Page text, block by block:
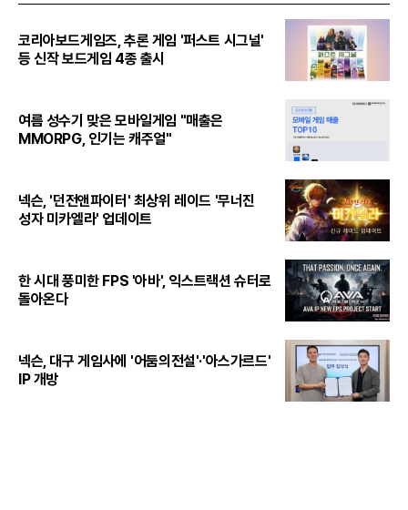
코리아보드게임즈, 추론 게임 '퍼스트 시그널'
등 신작 보드게임 4종 출시
여름 성수기 맞은 모바일게임 "매출은
MMORPG, 인기는 캐주얼"
넥슨, '던전앤파이터' 최상위 레이드 '무너진
성자 미카엘라' 업데이트
한 시대 풍미한 FPS '아바', 익스트랙션 슈터로
돌아온다
넥슨, 대구 게임사에 '어둠의전설'·'아스가르드'
IP 개방